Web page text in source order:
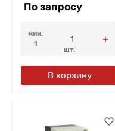
По запросу
мин.
1
шт.
В корзину